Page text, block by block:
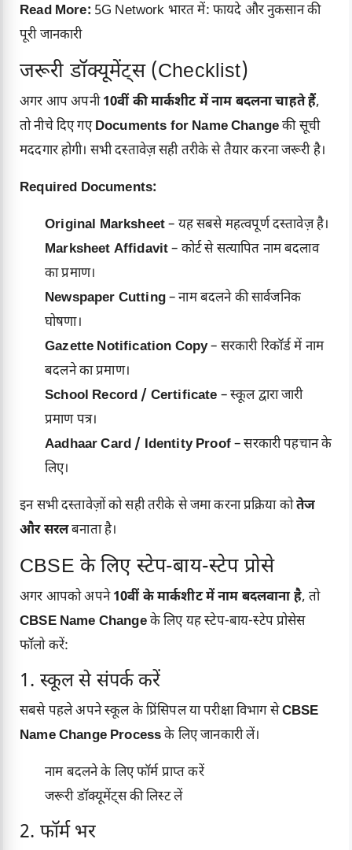
Read More: 5G Network भारत में: फायदे और नुकसान की
पूरी जानकारी
जरूरी डॉक्यूमेंट्स (Checklist)
अगर आप अपनी10वीं की मार्कशीट में नाम बदलना चाहते हैं,
तो नीचे दिए गएDocuments for Name Changeकी सूची
मददगार होगी। सभी दस्तावेज़ सही तरीके से तैयार करना जरूरी है।
Required Documents:
Original Marksheet– यह सबसे महत्वपूर्ण दस्तावेज़ है।
Marksheet Affidavit– कोर्ट से सत्यापित नाम बदलाव
का प्रमाण।
Newspaper Cutting– नाम बदलने की सार्वजनिक
घोषणा।
Gazette Notification Copy– सरकारी रिकॉर्ड में नाम
बदलने का प्रमाण।
School Record / Certificate – स्कूल द्वारा जारी
प्रमाण पत्र।
Aadhaar Card / Identity Proof– सरकारी पहचान के
लिए।
इन सभी दस्तावेज़ों को सही तरीके से जमा करना प्रक्रिया कोतेज
और सरलबनाता है।
CBSE के लिए स्टेप-बाय-स्टेप प्रोसे
अगर आपको अपने10वीं के मार्कशीट में नाम बदलवाना है, तो
CBSE Name Changeके लिए यह स्टेप-बाय-स्टेप प्रोसेस
फॉलो करें:
1. स्कूल से संपर्क करें
सबसे पहले अपने स्कूल के प्रिंसिपल या परीक्षा विभाग सेCBSE
Name Change Processके लिए जानकारी लें।
नाम बदलने के लिए फॉर्म प्राप्त करें
जरूरी डॉक्यूमेंट्स की लिस्ट लें
2. फॉर्म भर